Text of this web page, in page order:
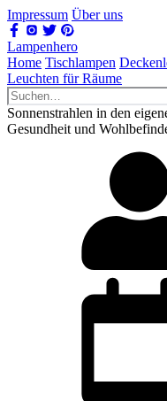
Impressum Über uns
Lampenhero
Home Tischlampen
Leuchten für Räume
Sonnenstrahlen in den
Gesundheit und